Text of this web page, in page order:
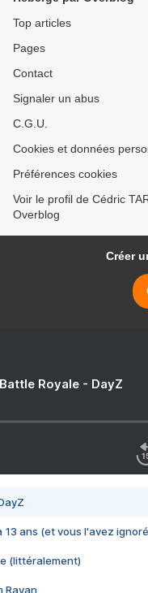
Top articles
Pages
Contact
Signaler un abus
C.G.U.
Cookies et données
Préférences cookies
Voir le profil de Cédric
Overblog
Créer
Royale - DayZ
13 ans (et vous l'avez
(littéralement)
Rayan